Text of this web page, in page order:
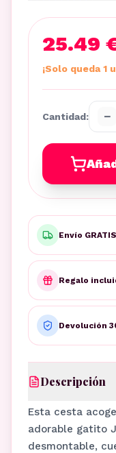
25.49
¡Solo queda 1
Cantidad: −
Envío
Regalo
Devolución
Descripción
Esta cesta
adorable gatito
desmontable,